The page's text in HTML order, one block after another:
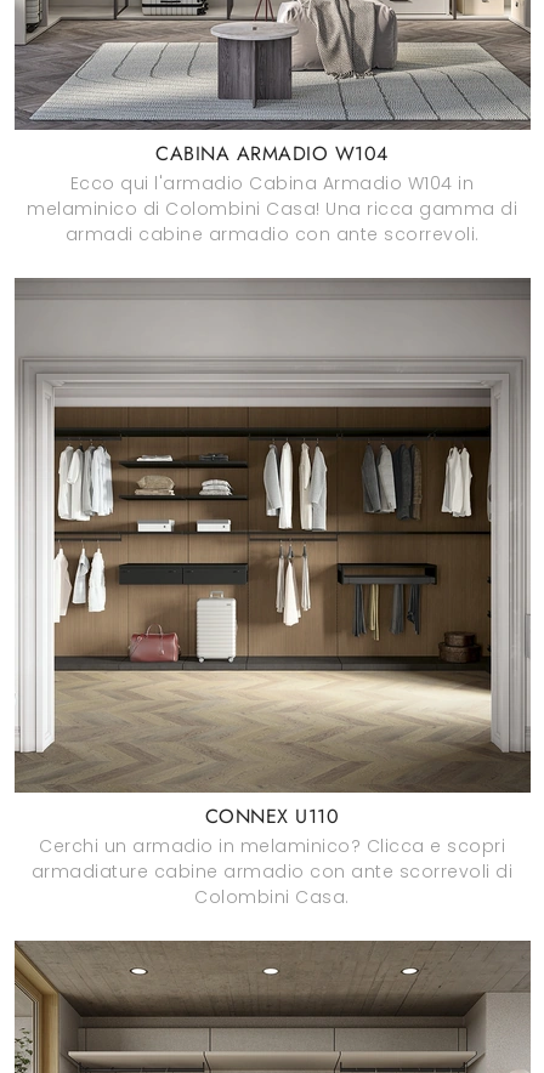
CABINA ARMADIO W104
Ecco qui l'armadio Cabina Armadio W104 in
melaminico di Colombini Casa! Una ricca gamma di
armadi cabine armadio con ante scorrevoli.
CONNEX U110
Cerchi un armadio in melaminico? Clicca e scopri
armadiature cabine armadio con ante scorrevoli di
Colombini Casa.